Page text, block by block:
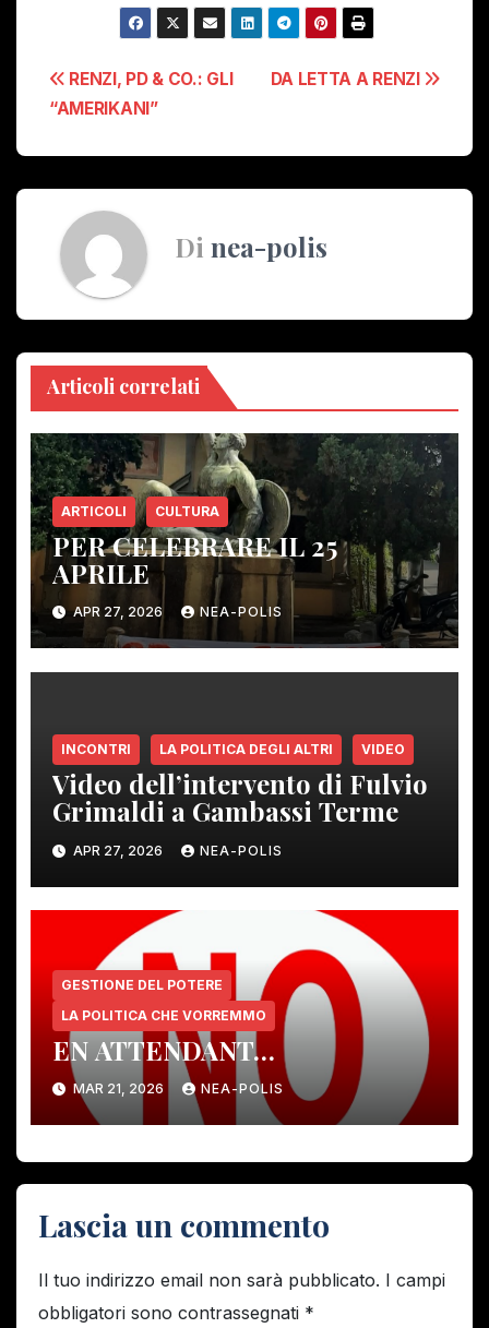
Navigazione
articoli
DA LETTA A RENZI
RENZI, PD & CO.: GLI
“AMERIKANI”
Di nea-polis
Articoli correlati
ARTICOLI CULTURA
PER CELEBRARE IL 25
APRILE
APR 27, 2026 NEA-POLIS
INCONTRI LA POLITICA DEGLI ALTRI VIDEO
Video dell’intervento di Fulvio
Grimaldi a Gambassi Terme
APR 27, 2026 NEA-POLIS
GESTIONE DEL POTERE
LA POLITICA CHE VORREMMO
EN ATTENDANT…
MAR 21, 2026 NEA-POLIS
Lascia un commento
Il tuo indirizzo email non sarà pubblicato. I campi
obbligatori sono contrassegnati *